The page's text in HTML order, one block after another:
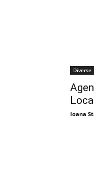
Diverse
Ioana